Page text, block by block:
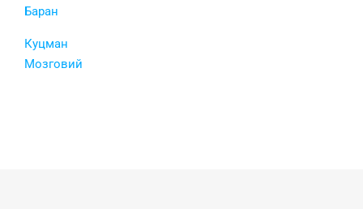
Баран
Куцман
Мозговий